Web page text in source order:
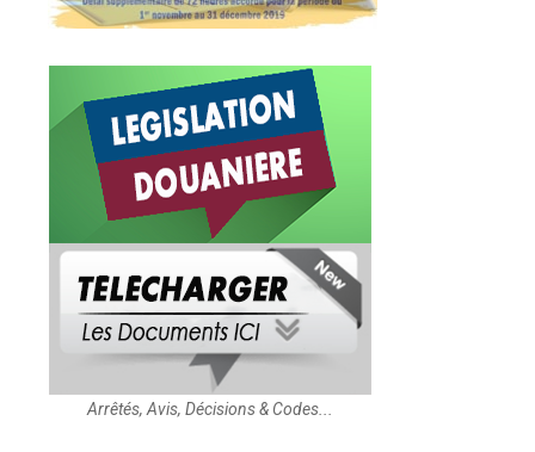
Arrêtés, Avis, Décisions & Codes...